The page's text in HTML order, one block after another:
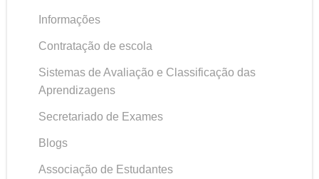
Informações
Contratação de escola
Sistemas de Avaliação e Classificação das
Aprendizagens
Secretariado de Exames
Blogs
Associação de Estudantes